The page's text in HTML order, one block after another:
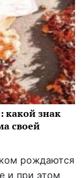
какой знак
своей
рождаются
и при этом